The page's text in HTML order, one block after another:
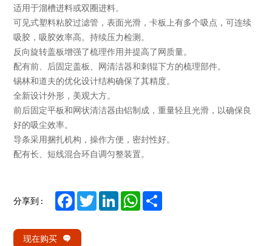
适用于溜槽进料或双圈进料。
可见式塑料粘胶过滤管，表面光滑，卡板上有多个吸点，可连续
吸胶，吸胶效率高。持续压力检测。
反向旋转盖板增强了梳理作用并提高了网质量。
配有前、后固定盖板、网清洁器和刺辊下方的梳理部件。
锡林和道夫的优化设计结构确保了其精度。
全新设计外形，美观大方。
前后固定平板和网状清洁器由铝制成，重量轻且光滑，以确保良
好的吸尘效率。
导条采用捆扎机构，操作方便，密封性好。
配有长、短线混合环自调匀整装置。
分享到 : FacebookTwitterLinkedInWhatsApp
现在购买